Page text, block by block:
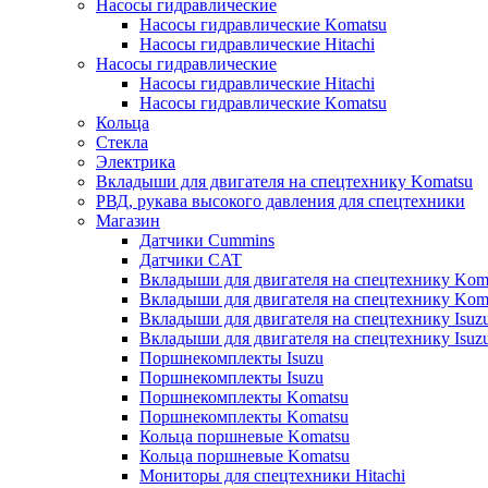
Насосы гидравлические
Насосы гидравлические Komatsu
Насосы гидравлические Hitachi
Насосы гидравлические
Насосы гидравлические Hitachi
Насосы гидравлические Komatsu
Кольца
Стекла
Электрика
Вкладыши для двигателя на спецтехнику Komatsu
РВД, рукава высокого давления для спецтехники
Магазин
Датчики Cummins
Датчики CAT
Вкладыши для двигателя на спецтехнику
Вкладыши для двигателя на спецтехнику
Вкладыши для двигателя на спецтехнику
Вкладыши для двигателя на спецтехнику
Поршнекомплекты Isuzu
Поршнекомплекты Isuzu
Поршнекомплекты Komatsu
Поршнекомплекты Komatsu
Кольца поршневые Komatsu
Кольца поршневые Komatsu
Мониторы для спецтехники Hitachi